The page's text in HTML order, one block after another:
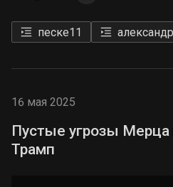
песке11
16 мая 2025
Пустые угрозы Мерца
Трамп